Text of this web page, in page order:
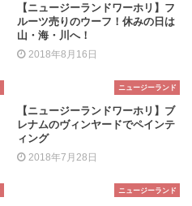
【ニュージーランドワーホリ】フ
ルーツ売りのウーフ！休みの日は
山・海・川へ！
2018年8月16日
ニュージーランド
【ニュージーランドワーホリ】ブ
レナムのヴィンヤードでペインテ
ィング
2018年7月28日
ニュージーランド